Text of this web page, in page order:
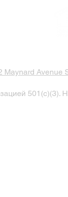
Maynard Avenue
501(c)(3).